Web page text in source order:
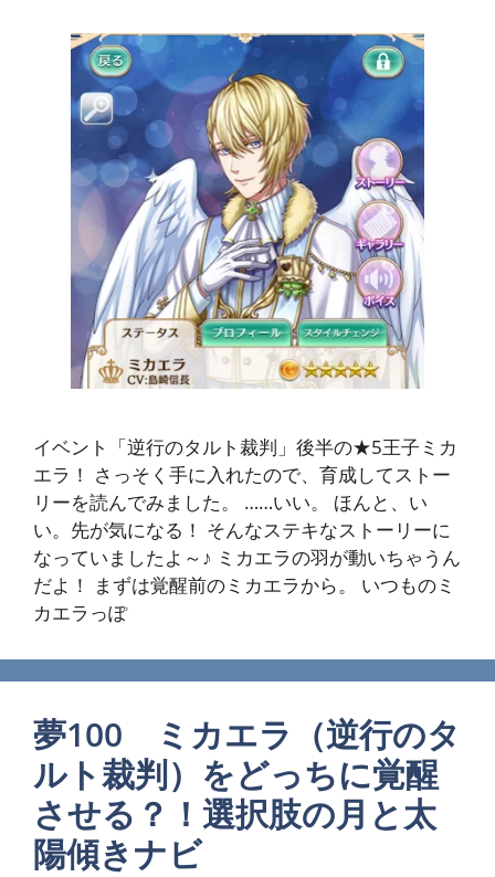
イベント「逆行のタルト裁判」後半の★5王子ミカ
エラ！ さっそく手に入れたので、育成してストー
リーを読んでみました。 ……いい。 ほんと、い
い。先が気になる！ そんなステキなストーリーに
なっていましたよ～♪ ミカエラの羽が動いちゃうん
だよ！ まずは覚醒前のミカエラから。 いつものミ
カエラっぽ
夢100 ミカエラ（逆行のタ
ルト裁判）をどっちに覚醒
させる？！選択肢の月と太
陽傾きナビ